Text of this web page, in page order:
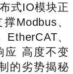
式IO模块正
Modbus、
、
应 高度不变
的劣势揭秘